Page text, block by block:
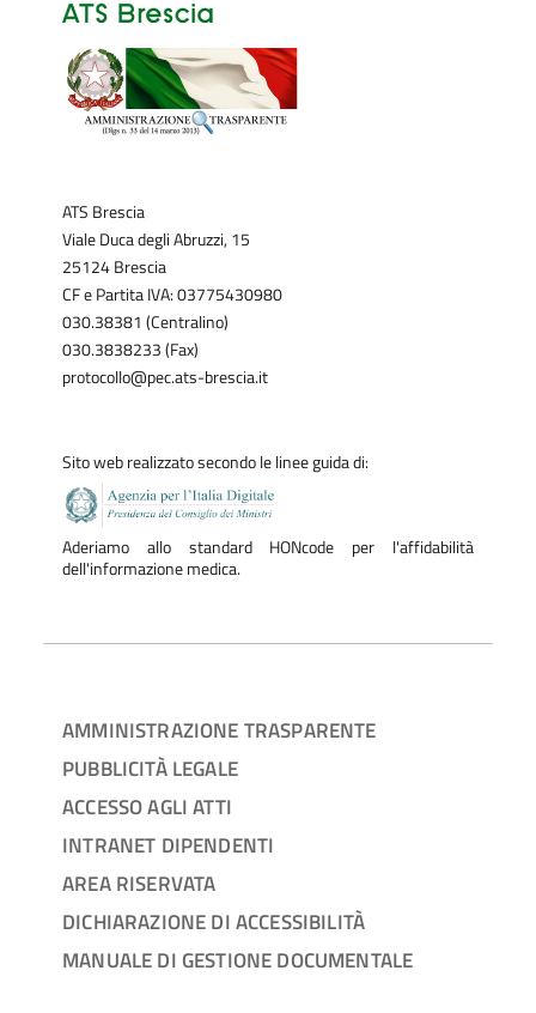
ATS Brescia
Viale Duca degli Abruzzi, 15
25124 Brescia
CF e Partita IVA: 03775430980
030.38381 (Centralino)
030.3838233 (Fax)
protocollo@pec.ats-brescia.it
Sito web realizzato secondo le linee guida di:
Aderiamo allo standard HONcode per l'affidabilità
dell'informazione medica.
AMMINISTRAZIONE TRASPARENTE
PUBBLICITÀ LEGALE
ACCESSO AGLI ATTI
INTRANET DIPENDENTI
AREA RISERVATA
DICHIARAZIONE DI ACCESSIBILITÀ
MANUALE DI GESTIONE DOCUMENTALE